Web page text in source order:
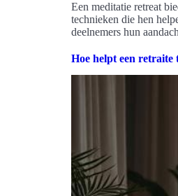
Een meditatie retreat
technieken die hen
deelnemers hun
Hoe helpt een retraite